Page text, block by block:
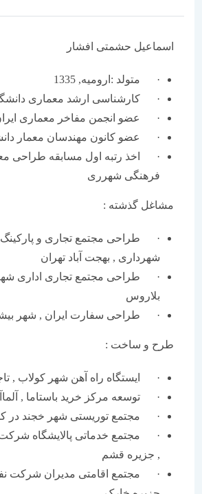
اسماعیل حشمتی افشار
· متولد :ارومیه, 1335
· کارشناسی ارشد معماری دانشگاه تهران ,
· عضو انجمن مفاخر معماری ایران
· عضو کانون مهندسان معمار دانشگاه
· اخذ رتبه اول مسابقه طراحی
فرهنگی شهرری
مشاغل گذشته :
· طراحی مجتمع تجاری و پارکینگ
شهرداری , بهجت آباد تهران
· طراحی مجتمع تجاری اداری شهر
بلاروس
· طراحی سفارت ایران , شهر بیشکک
طرح و ساخت :
· ایستگاه راه آهن شهر کولاب ,
· توسعه مرکز خرید باستاما , آلماآتی
· مجتمع توریستی شهر خجند در کشور
· مجتمع خدماتی پالایشگاه شرکت نفت
, جزیره قشم
· مجتمع اقامتی مدیران شرکت نفت